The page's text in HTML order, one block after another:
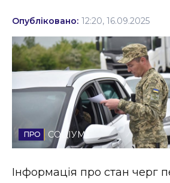
Політика
Соціум
Спорт
Стиль життя
Втрачений Ужгород
Втрачений Ужгород
Опубліковано: 12:20, 16.09.2025
СОЦІУМ
Інформація про стан черг